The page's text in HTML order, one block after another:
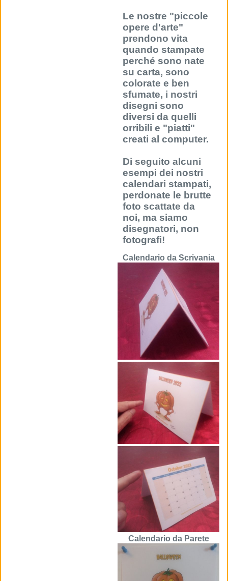
Le nostre "piccole
opere d'arte"
prendono vita
quando stampate
perché sono nate
su carta, sono
colorate e ben
sfumate, i nostri
disegni sono
diversi da quelli
orribili e "piatti"
creati al computer.
Di seguito alcuni
esempi dei nostri
calendari stampati,
perdonate le brutte
foto scattate da
noi, ma siamo
disegnatori, non
fotografi!
Calendario da Scrivania
Calendario da Parete